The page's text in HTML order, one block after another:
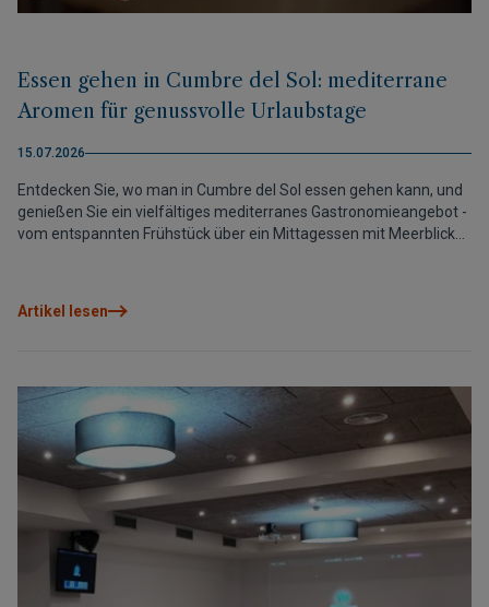
Essen gehen in Cumbre del Sol: mediterrane
Aromen für genussvolle Urlaubstage
15.07.2026
Entdecken Sie, wo man in Cumbre del Sol essen gehen kann, und
genießen Sie ein vielfältiges mediterranes Gastronomieangebot -
vom entspannten Frühstück über ein Mittagessen mit Meerblick
Artikel lesen